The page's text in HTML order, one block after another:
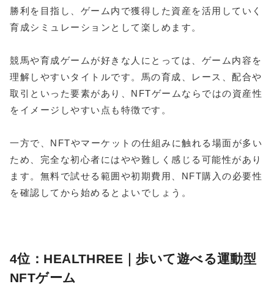
勝利を目指し、ゲーム内で獲得した資産を活用していく
育成シミュレーションとして楽しめます。
競馬や育成ゲームが好きな人にとっては、ゲーム内容を
理解しやすいタイトルです。馬の育成、レース、配合や
取引といった要素があり、NFTゲームならではの資産性
をイメージしやすい点も特徴です。
一方で、NFTやマーケットの仕組みに触れる場面が多い
ため、完全な初心者にはやや難しく感じる可能性があり
ます。無料で試せる範囲や初期費用、NFT購入の必要性
を確認してから始めるとよいでしょう。
4位：HEALTHREE｜歩いて遊べる運動型
NFTゲーム